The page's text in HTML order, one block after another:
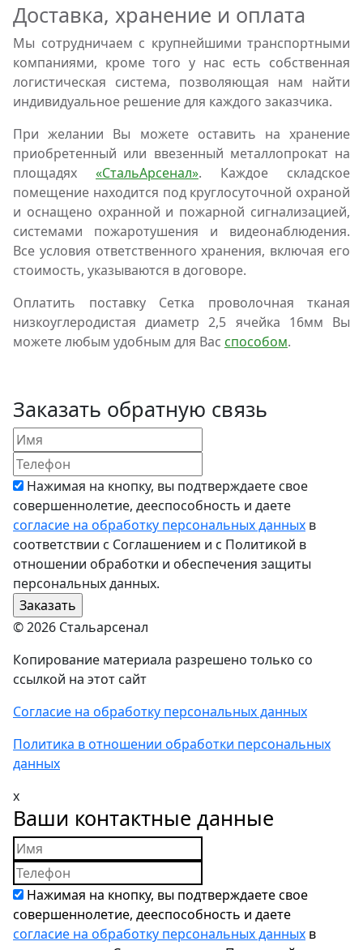
Доставка, хранение и оплата
Мы сотрудничаем с крупнейшими транспортными
компаниями, кроме того у нас есть собственная
логистическая система, позволяющая нам найти
индивидуальное решение для каждого заказчика.
При желании Вы можете оставить на хранение
приобретенный или ввезенный металлопрокат на
площадях «СтальАрсенал». Каждое складское
помещение находится под круглосуточной охраной
и оснащено охранной и пожарной сигнализацией,
системами пожаротушения и видеонаблюдения.
Все условия ответственного хранения, включая его
стоимость, указываются в договоре.
Оплатить поставку Сетка проволочная тканая
низкоуглеродистая диаметр 2,5 ячейка 16мм Вы
можете любым удобным для Вас способом.
Заказать обратную связь
Нажимая на кнопку, вы подтверждаете свое
совершеннолетие, дееспособность и даете
согласие на обработку персональных данных в
соответствии с Соглашением и с Политикой в
отношении обработки и обеспечения защиты
персональных данных.
© 2026 Стальарсенал
Копирование материала разрешено только со
ссылкой на этот сайт
Согласие на обработку персональных данных
Политика в отношении обработки персональных
данных
x
Ваши контактные данные
Нажимая на кнопку, вы подтверждаете свое
совершеннолетие, дееспособность и даете
согласие на обработку персональных данных в